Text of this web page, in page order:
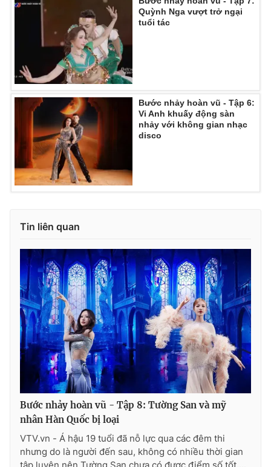
Quỳnh Nga vượt trở ngại
tuổi tác
Bước nhảy hoàn vũ - Tập 6:
Vi Anh khuấy động sàn
nhảy với không gian nhạc
disco
Tin liên quan
Bước nhảy hoàn vũ - Tập 8: Tường San và mỹ
nhân Hàn Quốc bị loại
VTV.vn - Á hậu 19 tuổi đã nỗ lực qua các đêm thi
nhưng do là người đến sau, không có nhiều thời gian